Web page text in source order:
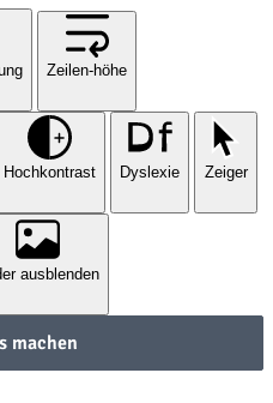
Zeilen-höhe
Hochkontrast Dyslexie Zeiger
ausblenden
machen